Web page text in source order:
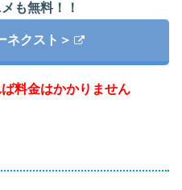
も無料！！
ネクスト＞
料金はかかりません